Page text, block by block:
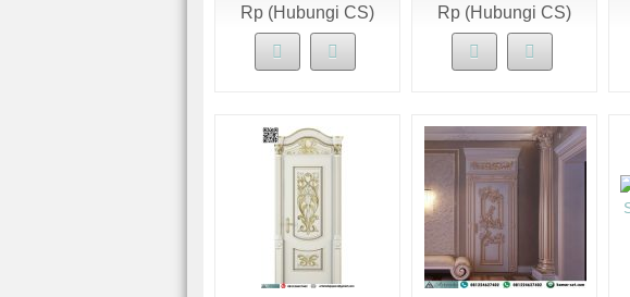
Rp (Hubungi CS) Rp (Hubungi CS)